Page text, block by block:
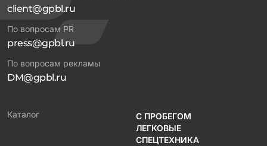
client@gpbl.ru
По вопросам PR
press@gpbl.ru
По вопросам рекламы
DM@gpbl.ru
Каталог
С ПРОБЕГОМ
ЛЕГКОВЫЕ
СПЕЦТЕХНИКА